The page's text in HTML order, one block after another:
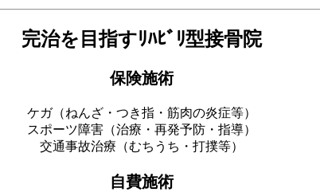
完治を目指すﾘﾊﾋﾞﾘ型接骨院
保険施術
ケガ（ねんざ・つき指・筋肉の炎症等）
スポーツ障害（治療・再発予防・指導）
交通事故治療（むちうち・打撲等）
自費施術